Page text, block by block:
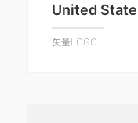
United
矢量LOGO